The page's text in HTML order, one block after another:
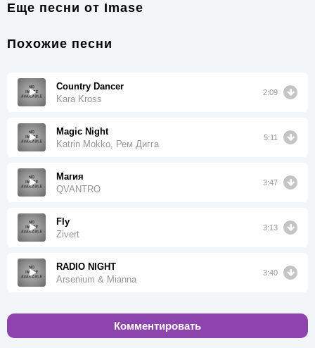
Еще песни от Imase
Похожие песни
Country Dancer
Kara Kross
2:09
Magic Night
Katrin Mokko, Рем Дигга
5:11
Магия
QVANTRO
3:47
Fly
Zivert
3:13
RADIO NIGHT
Arsenium & Mianna
3:40
Комментировать